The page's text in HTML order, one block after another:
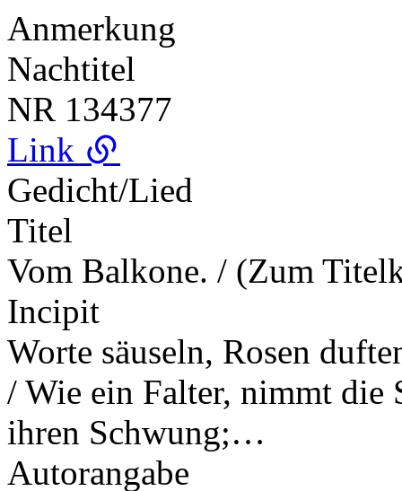
Anmerkung
Nachtitel
NR 134377
Link
Gedicht/Lied
Titel
Vom Balkone. / (Zum
Incipit
Worte säuseln, Rosen
/ Wie ein Falter, nimmt die
ihren Schwung;…
Autorangabe